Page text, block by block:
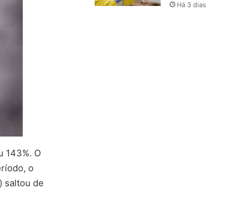
143%. O
o
saltou de
Há 3 dias